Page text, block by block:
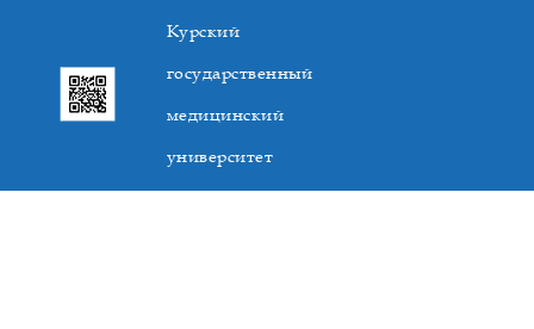
Курский
государственный
медицинский
университет